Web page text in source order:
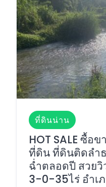
ที่ดินน่าน
HOT SALE ซื้อ
ที่ดิน ที่ดินติดลำ
ฉ่ำตลอดปี สวย
3-0-35ไร่ อำเ